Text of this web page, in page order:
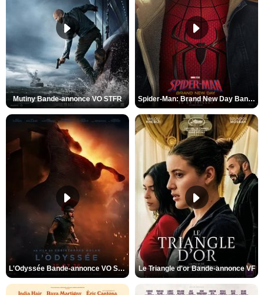
Mutiny Bande-annonce VO STFR Spider-Man: Brand New Day Bande-annonce VO STFR
L'Odyssée Bande-annonce VO STFR Le Triangle d'or Bande-annonce VF